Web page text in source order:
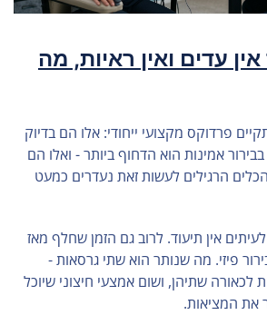
עדים ואין ראיות, מה
פרדוקס מקצועי ייחודי: אלו הם בדיוק
אמינות הוא הדחוף ביותר - ואלו הם
הרגילים לעשות זאת נעדרים כמעט
אין תיעוד. לרוב גם הזמן שחלף מאז
פיזי. מה שנותר הוא שתי גרסאות -
לכאורה שתיהן, ושום אמצעי חיצוני שיוכל
את המציאות.